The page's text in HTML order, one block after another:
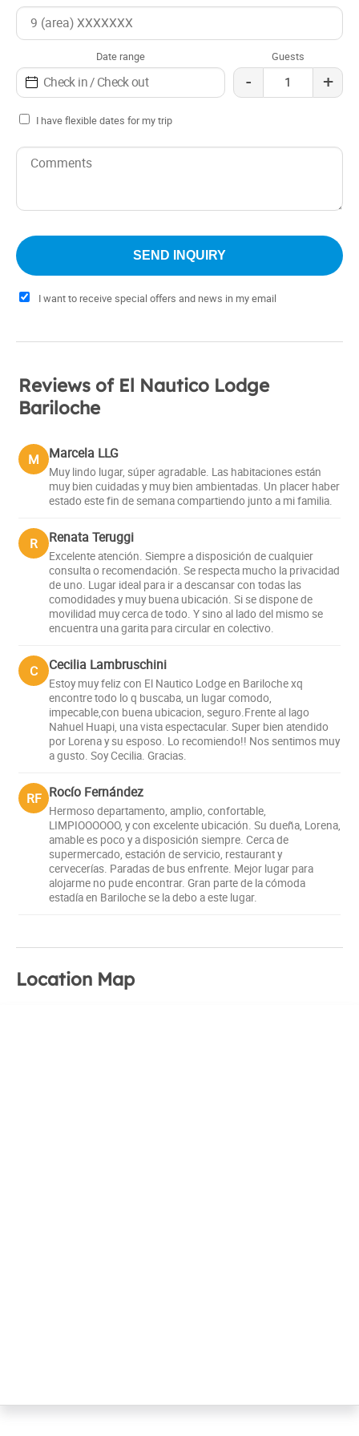
With quiet and familiar environments, attended by its
owners, make this lodge a perfect refuge to enjoy an
unforgettable vacation in Bariloche.
Date range Guests
- +
I have flexible dates for my trip
I want to receive special offers and news in my email
Reviews of El Nautico Lodge
Bariloche
M Marcela LLG
Muy lindo lugar, súper agradable. Las habitaciones están
muy bien cuidadas y muy bien ambientadas. Un placer haber
estado este fin de semana compartiendo junto a mi familia.
R Renata Teruggi
Excelente atención. Siempre a disposición de cualquier
consulta o recomendación. Se respecta mucho la privacidad
de uno. Lugar ideal para ir a descansar con todas las
comodidades y muy buena ubicación. Si se dispone de
movilidad muy cerca de todo. Y sino al lado del mismo se
encuentra una garita para circular en colectivo.
C Cecilia Lambruschini
Estoy muy feliz con El Nautico Lodge en Bariloche xq
encontre todo lo q buscaba, un lugar comodo,
impecable,con buena ubicacion, seguro.Frente al lago
Nahuel Huapi, una vista espectacular. Super bien atendido
por Lorena y su esposo. Lo recomiendo!! Nos sentimos muy
a gusto. Soy Cecilia. Gracias.
RF Rocío Fernández
Hermoso departamento, amplio, confortable,
LIMPIOOOOOO, y con excelente ubicación. Su dueña, Lorena,
amable es poco y a disposición siempre. Cerca de
supermercado, estación de servicio, restaurant y
cervecerías. Paradas de bus enfrente. Mejor lugar para
alojarme no pude encontrar. Gran parte de la cómoda
estadía en Bariloche se la debo a este lugar.
Location Map